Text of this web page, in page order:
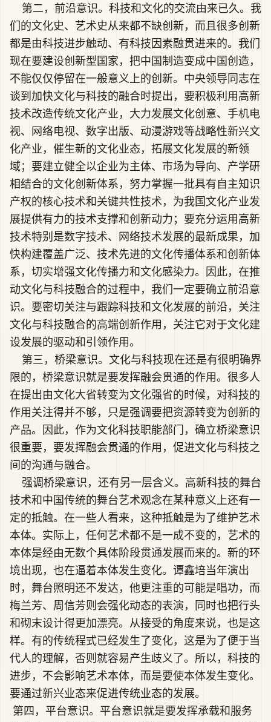
第二，前沿意识。科技和文化的交流由来已久。我
们的文化史、艺术史从来都不缺创新，而且很多创新
都是由科技进步触动、有科技因素融贯进来的。我们
现在要建设创新型国家，把中国制造变成中国创造，
不能仅仅停留在一般意义上的创新。中央领导同志在
谈到加快文化与科技的融合时提出，要积极利用高新
技术改造传统文化产业，大力发展文化创意、手机电
视、网络电视、数字出版、动漫游戏等战略性新兴文
化产业，催生新的文化业态，拓展文化发展的新领
域；要建立健全以企业为主体、市场为导向、产学研
相结合的文化创新体系，努力掌握一批具有自主知识
产权的核心技术和关键共性技术，为我国文化产业发
展提供有力的技术支撑和创新动力；要充分运用高新
技术特别是数字技术、网络技术发展的最新成果，加
快构建覆盖广泛、技术先进的文化传播体系和创新体
系，切实增强文化传播力和文化感染力。因此，在推
动文化与科技融合的过程中，我们一定要确立前沿意
识。要密切关注与跟踪科技和文化发展的前沿，关注
文化与科技融合的高端创新作用，关注它对于文化建
设发展的驱动和引领作用。
第三，桥梁意识。文化与科技现在还是有很明确界
限的，桥梁意识就是要发挥融会贯通的作用。很多人
在提出由文化大省转变为文化强省的时候，对科技的
作用关注得并不够，只是强调要把资源转变为创新的
产品。因此，作为文化科技职能部门，确立桥梁意识
很重要，要发挥融会贯通的作用，促进文化与科技之
间的沟通与融合。
强调桥梁意识，还有另一层含义。高新科技的舞台
技术和中国传统的舞台艺术观念在某种意义上还有一
定的抵触。在一些人看来，这种抵触是为了维护艺术
本体。实际上，任何艺术都不是一成不变的，艺术的
本体是经由无数个具体阶段贯通发展而来的。新的环
境出现，也在逼着本体发生变化。谭鑫培当年演出
时，舞台照明还不发达，他更注重的可能是唱功，而
梅兰芳、周信芳则会强化动态的表演，同时也把行头
和砌末设计得更加漂亮。从接受的角度来说，也是这
样。有的传统程式已经发生了变化，这是为了便于当
代人的理解，否则就容易产生歧义了。所以，科技的
进步，不会影响艺术本体，而是要使本体发生变化。
要通过新兴业态来促进传统业态的发展。
第四，平台意识。平台意识就是要发挥承载和服务